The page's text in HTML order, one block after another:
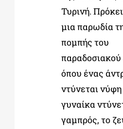
Τυρινή.
μια παρωδία
πομπής του
όπου ένας
ντύνεται νύφη
γυναίκα
γαμπρός, το